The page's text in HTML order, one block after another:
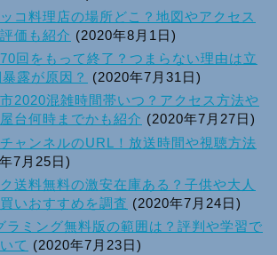
コ料理店の場所どこ？地図やアクセス
価も紹介 (2020年8月1日)
回をもって終了？つまらない理由は立
露が原因？
(2020年7月31日)
2020混雑時間帯いつ？アクセス方法や
台何時までかも紹介 (2020年7月27日)
ャンネルのURL！放送時間や視聴方法
7月25日)
送料無料の激安在庫ある？子供や大人
いおすすめを調査 (2020年7月24日)
ラミング無料版の範囲は？評判や学習で
て (2020年7月23日)